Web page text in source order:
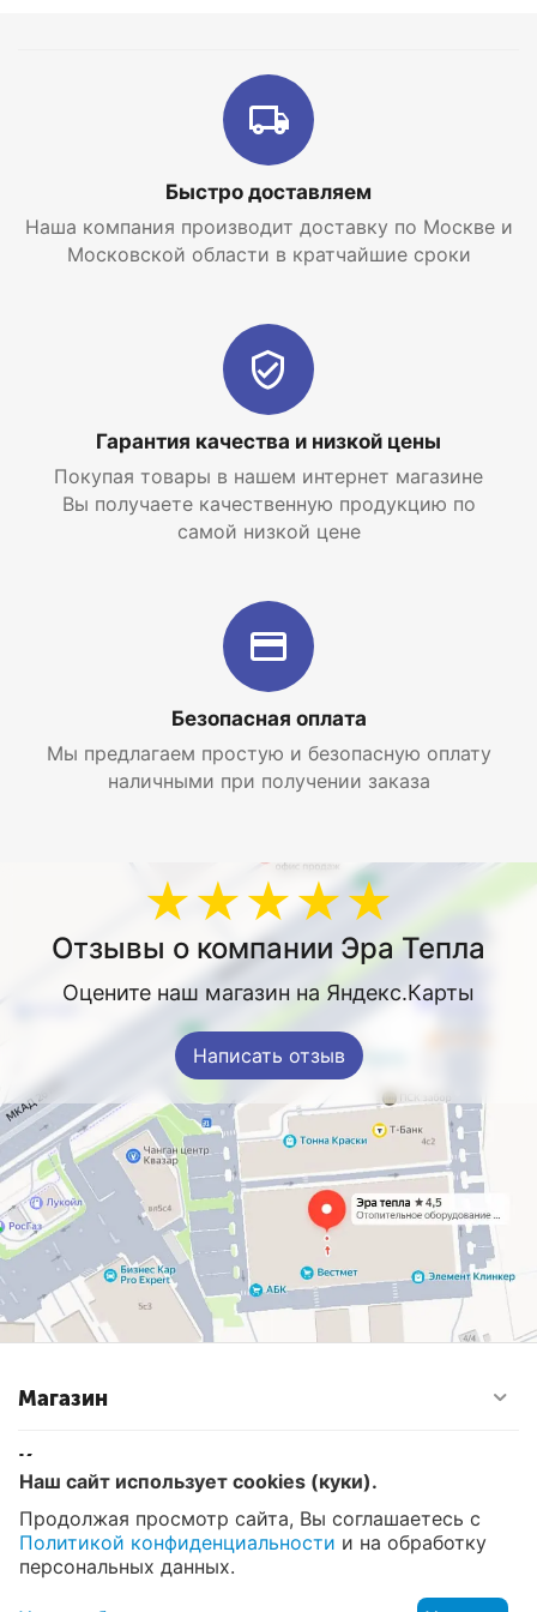
Быстро доставляем
Наша компания производит доставку по Москве и
Московской области в кратчайшие сроки
Гарантия качества и низкой цены
Покупая товары в нашем интернет магазине
Вы получаете качественную продукцию по
самой низкой цене
Безопасная оплата
Мы предлагаем простую и безопасную оплату
наличными при получении заказа
★★★★★
Отзывы о компании Эра Тепла
Оцените наш магазин на Яндекс.Карты
Написать отзыв
Магазин
Контакты
© 2008 - 2026 Эра Тепла. Интернет магазин отопительных
систем и водоснабжения в Москве
Наш сайт использует cookies (куки).
Продолжая просмотр сайта, Вы соглашаетесь с
Политикой конфиденциальности и на обработку
персональных данных.